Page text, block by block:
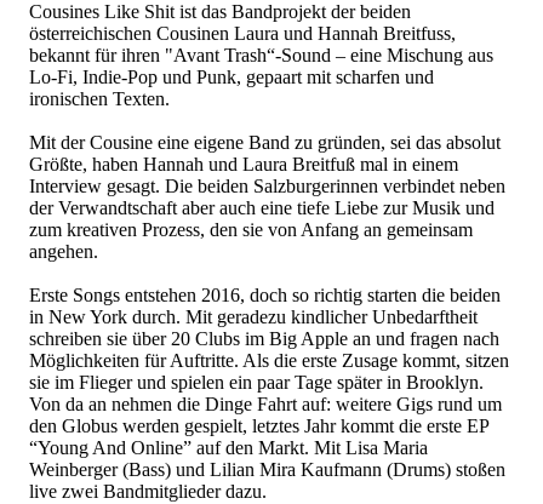
CousinesLikeShitistdasBandprojektderbeiden
österreichischenCousinenLauraundHannahBreitfuss,
bekanntfürihren"AvantTrash“-Sound–eineMischungaus
Lo-Fi,Indie-PopundPunk,gepaartmitscharfenund
ironischenTexten.
MitderCousineeineeigeneBandzugründen,seidasabsolut
Größte,habenHannahundLauraBreitfußmalineinem
Interviewgesagt.DiebeidenSalzburgerinnenverbindetneben
derVerwandtschaftaberaucheinetiefeLiebezurMusikund
zumkreativenProzess,densievonAnfangangemeinsam
angehen.
ErsteSongsentstehen2016,dochsorichtigstartendiebeiden
inNewYorkdurch.MitgeradezukindlicherUnbedarftheit
schreibensieüber20ClubsimBigAppleanundfragennach
MöglichkeitenfürAuftritte.AlsdieersteZusagekommt,sitzen
sieimFliegerundspieleneinpaarTagespäterinBrooklyn.
VondaannehmendieDingeFahrtauf:weitereGigsrundum
denGlobuswerdengespielt,letztesJahrkommtdieersteEP
“YoungAndOnline”aufdenMarkt.MitLisaMaria
Weinberger(Bass)undLilianMiraKaufmann(Drums)stoßen
livezweiBandmitgliederdazu.